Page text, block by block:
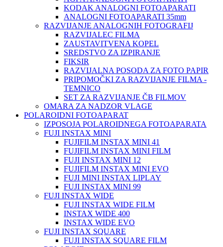
KODAK ANALOGNI FOTOAPARATI
ANALOGNI FOTOAPARATI 35mm
RAZVIJANJE ANALOGNIH FOTOGRAFIJ
RAZVIJALEC FILMA
ZAUSTAVITVENA KOPEL
SREDSTVO ZA IZPIRANJE
FIKSIR
RAZVIJALNA POSODA ZA FOTO PAPIR
PRIPOMOČKI ZA RAZVIJANJE FILMA -
TEMNICO
SET ZA RAZVIJANJE ČB FILMOV
OMARA ZA NADZOR VLAGE
POLAROIDNI FOTOAPARAT
IZPOSOJA POLAROIDNEGA FOTOAPARATA
FUJI INSTAX MINI
FUJIFILM INSTAX MINI 41
FUJIFILM INSTAX MINI FILM
FUJI INSTAX MINI 12
FUJIFILM INSTAX MINI EVO
FUJI MINI INSTAX LIPLAY
FUJI INSTAX MINI 99
FUJI INSTAX WIDE
FUJI INSTAX WIDE FILM
INSTAX WIDE 400
INSTAX WIDE EVO
FUJI INSTAX SQUARE
FUJI INSTAX SQUARE FILM